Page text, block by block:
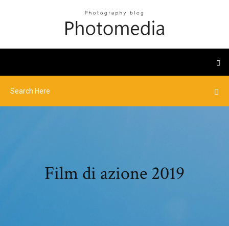
Film di azione 2019